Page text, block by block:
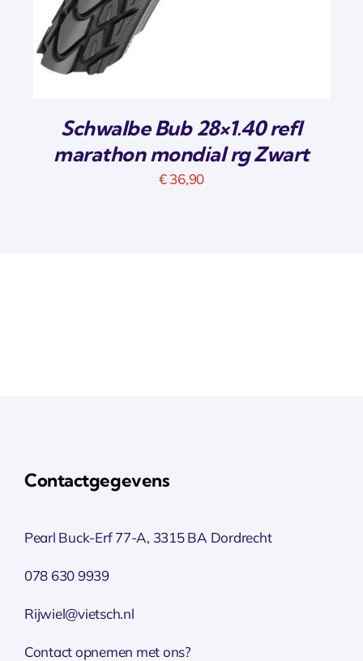
Schwalbe Bub 28×1.40 refl
marathon mondial rg Zwart
€36,90
Contactgegevens
Pearl Buck-Erf 77-A, 3315 BA Dordrecht
078 630 9939
Rijwiel@vietsch.nl
Contact opnemen met ons?